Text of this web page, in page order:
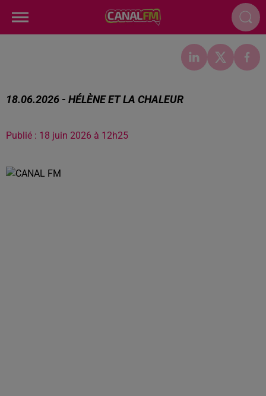
18.06.2026 - HÉLÈNE ET LA CHALEUR
Publié : 18 juin 2026 à 12h25